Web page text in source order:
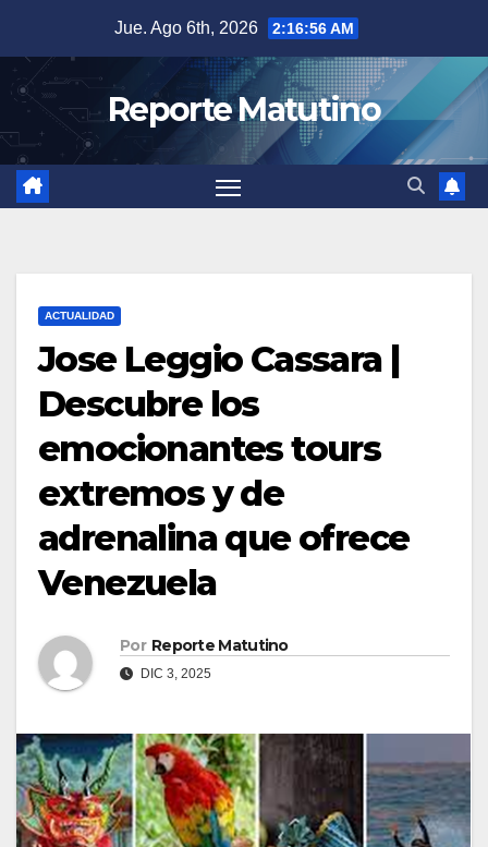
contenido
Jue. Ago 6th, 2026 2:16:57 AM
Reporte Matutino
ACTUALIDAD
Jose Leggio Cassara |
Descubre los
emocionantes tours
extremos y de
adrenalina que ofrece
Venezuela
Por Reporte Matutino
DIC 3, 2025